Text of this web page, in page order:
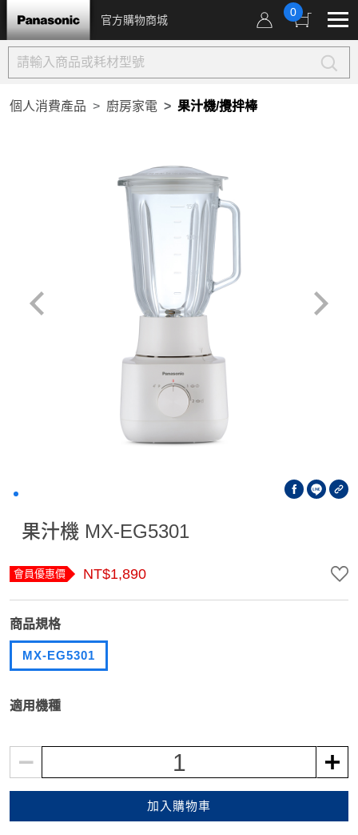
官方購物商城
0
個人消費產品 廚房家電 果汁機/攪拌棒
果汁機 MX-EG5301
會員優惠價 NT$1,890
商品規格
MX-EG5301
適用機種
1
加入購物車